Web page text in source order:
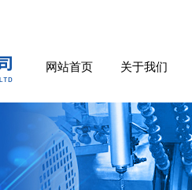
网站首页 关于我们